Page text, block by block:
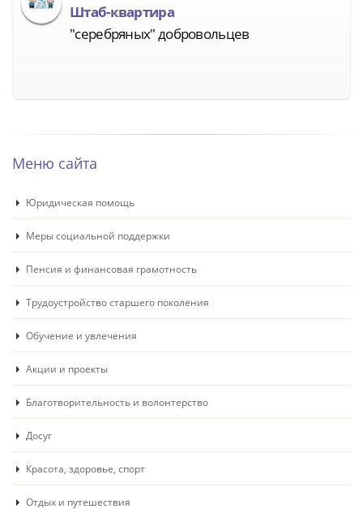
Штаб-квартира
"серебряных" добровольцев
Меню сайта
Юридическая помощь
Меры социальной поддержки
Пенсия и финансовая грамотность
Трудоустройство старшего поколения
Обучение и увлечения
Акции и проекты
Благотворительность и волонтерство
Досуг
Красота, здоровье, спорт
Отдых и путешествия